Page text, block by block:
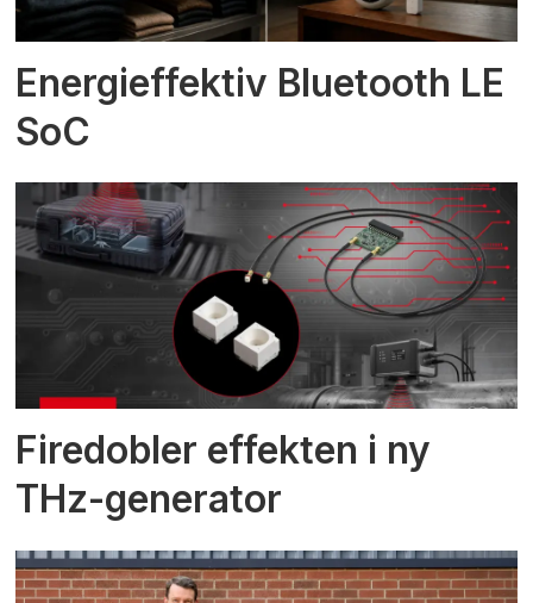
Energieffektiv Bluetooth LE
SoC
Firedobler effekten i ny
THz-generator